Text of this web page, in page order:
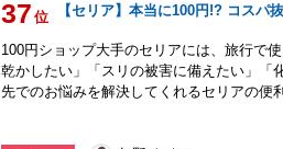
37 位 【セリア】本当に100円!? コスパ
100円ショップ大手のセリアには、旅行で
乾かしたい」「スリの被害に備えたい」「
先でのお悩みを解決してくれるセリアの便